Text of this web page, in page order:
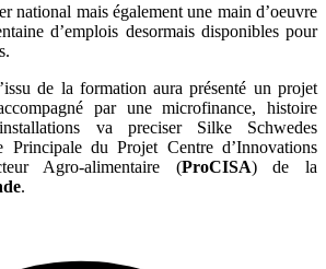
national mais également une main d’oeuvre
d’emplois desormais disponibles pour
de la formation aura présenté un projet
par une microfinance, histoire
va preciser Silke Schwedes
Principale du Projet Centre d’Innovations
Agro-alimentaire (ProCISA) de la
.